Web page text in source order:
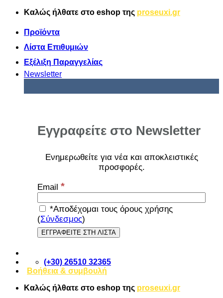
Μετάβαση
περιεχόμενο
Καλώς ήλθατε στο eshop της proseuxi.gr
Προϊόντα
Λίστα Επιθυμιών
Εξέλιξη Παραγγελίας
Newsletter
Εγγραφείτε στο Newsletter
Ενημερωθείτε για νέα και αποκλειστικές
προσφορές.
Email*
*Αποδέχομαι τους όρους χρήσης
(Σύνδεσμος)
(+30) 26510 32365
Βοήθεια & συμβουλή
Καλώς ήλθατε στο eshop της proseuxi.gr